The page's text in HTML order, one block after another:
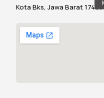
Kota Bks, Jawa Barat 17425